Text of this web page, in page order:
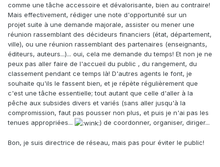
comme une tâche accessoire et dévalorisante, bien au contraire!
Mais effectivement, rédiger une note d'opportunité sur un
projet suite à une demande majorale, assister ou mener une
réunion rassemblant des décideurs financiers (état, département,
ville), ou une réunion rassemblant des partenaires (enseignants,
éditeurs, auteurs...)... oui, cela me demande du temps! Et non je ne
peux pas aller faire de l'accueil du public , du rangement, du
classement pendant ce temps là! D'autres agents le font, je
souhaite qu'ils le fassent bien, et je répète régulièrement que
c'est une tâche essentielle; tout autant que celle d'aller à la
pêche aux subsides divers et variés (sans aller jusqu'à la
compromission, faut pas pousser non plus, et puis je n'ai pas les
tenues appropriées...
) de coordonner, organiser, diriger...
Bon, je suis directrice de réseau, mais pas pour éviter le public!